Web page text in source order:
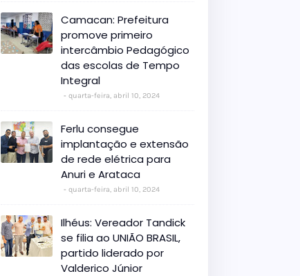
Camacan: Prefeitura
promove primeiro
intercâmbio Pedagógico
das escolas de Tempo
Integral
quarta-feira, abril 10, 2024
Ferlu consegue
implantação e extensão
de rede elétrica para
Anuri e Arataca
quarta-feira, abril 10, 2024
Ilhéus: Vereador Tandick
se filia ao UNIÃO BRASIL,
partido liderado por
Valderico Júnior